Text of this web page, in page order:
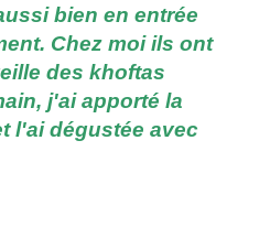
bien en entrée
Chez moi ils ont
des khoftas
j'ai apporté la
l'ai dégustée avec